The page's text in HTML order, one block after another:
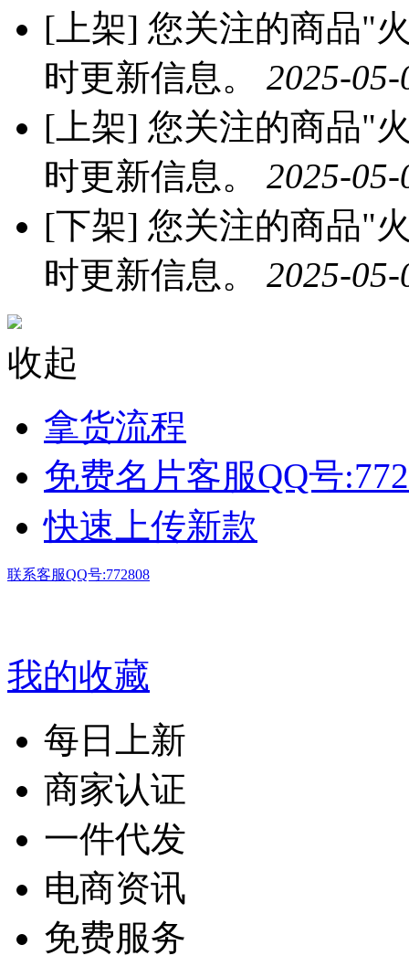
[上架] 您关注的商品"
时更新信息。 2025-
[上架] 您关注的商品"
时更新信息。 2025-
[下架] 您关注的商品"
时更新信息。 2025-
收起
拿货流程
免费名片客服QQ号
快速上传新款
联系客服QQ号:772808
我的收藏
每日上新
商家认证
一件代发
电商资讯
免费服务